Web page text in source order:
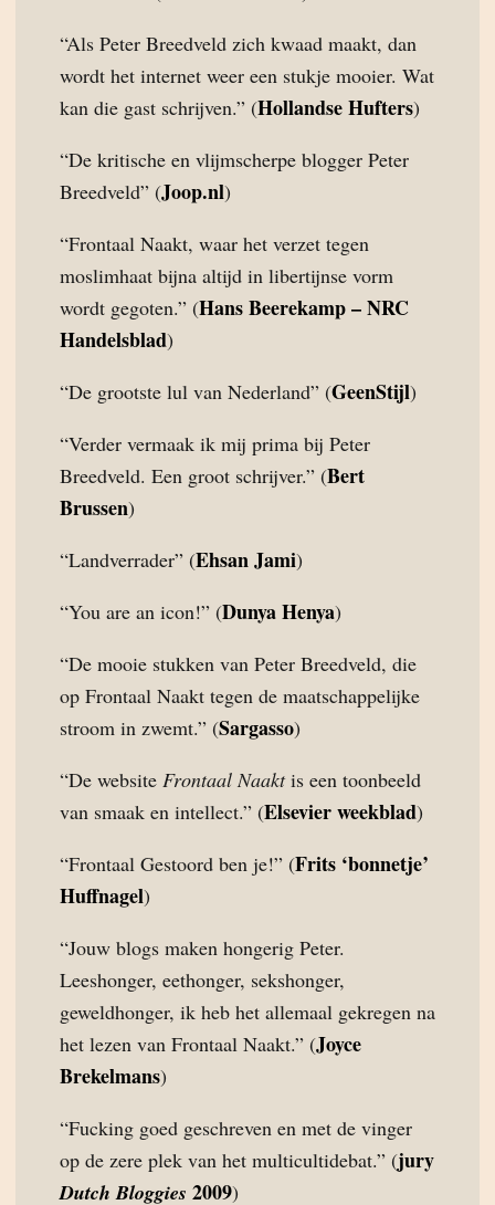
“Als Peter Breedveld zich kwaad maakt, dan
wordt het internet weer een stukje mooier. Wat
kan die gast schrijven.” (Hollandse Hufters)
“De kritische en vlijmscherpe blogger Peter
Breedveld” (Joop.nl)
“Frontaal Naakt, waar het verzet tegen
moslimhaat bijna altijd in libertijnse vorm
wordt gegoten.” (Hans Beerekamp – NRC
Handelsblad)
“De grootste lul van Nederland” (GeenStijl)
“Verder vermaak ik mij prima bij Peter
Breedveld. Een groot schrijver.” (Bert
Brussen)
“Landverrader” (Ehsan Jami)
“You are an icon!” (Dunya Henya)
“De mooie stukken van Peter Breedveld, die
op Frontaal Naakt tegen de maatschappelijke
stroom in zwemt.” (Sargasso)
“De website Frontaal Naaktis een toonbeeld
van smaak en intellect.” (Elsevier weekblad)
“Frontaal Gestoord ben je!” (Frits ‘bonnetje’
Huffnagel)
“Jouw blogs maken hongerig Peter.
Leeshonger, eethonger, sekshonger,
geweldhonger, ik heb het allemaal gekregen na
het lezen van Frontaal Naakt.” (Joyce
Brekelmans)
“Fucking goed geschreven en met de vinger
op de zere plek van het multicultidebat.” (jury
Dutch Bloggies 2009)